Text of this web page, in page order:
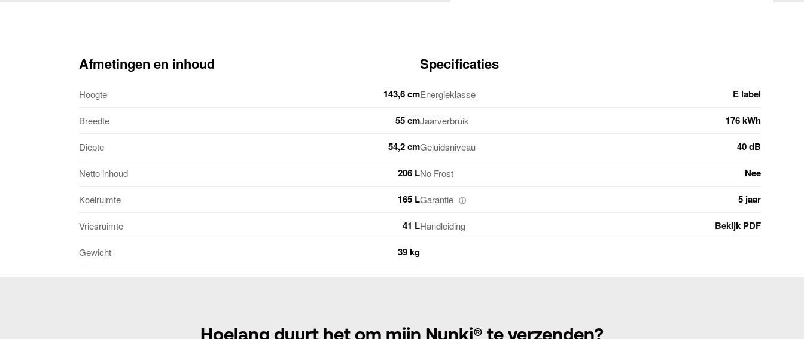
Afmetingen en inhoud
Hoogte 143,6 cm
Breedte 55 cm
Diepte 54,2 cm
Netto inhoud 206 L
Koelruimte 165 L
Vriesruimte 41 L
Gewicht 39 kg
Specificaties
Energieklasse E label
Jaarverbruik 176 kWh
Geluidsniveau 40 dB
No Frost Nee
Garantie ⓘ 5 jaar
Handleiding Bekijk PDF
Hoelang duurt het om mijn Nunki® te verzenden?